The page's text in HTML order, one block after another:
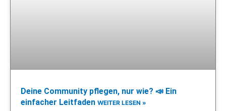
Deine Community pflegen, nur wie? 📣 Ein
einfacher Leitfaden WEITER LESEN »